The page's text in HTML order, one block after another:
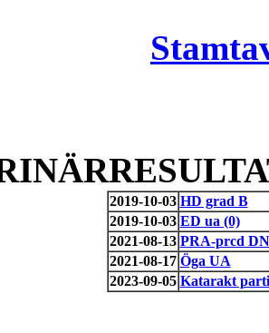
2019-10-03 HD grad B
2019-10-03 ED ua (0)
2021-08-13 PRA-prcd
2021-08-17 Öga UA
2023-09-05 Katarakt